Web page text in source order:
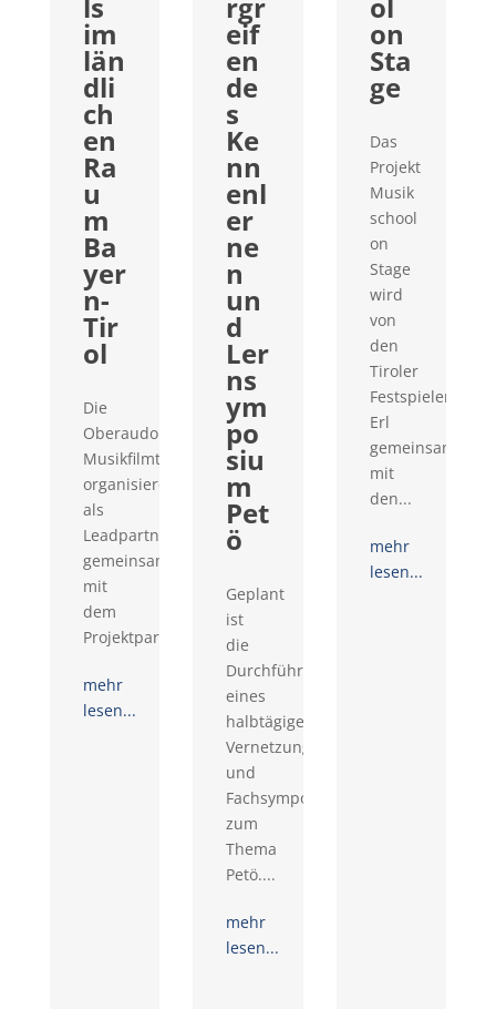
im
län
dli
ch
en
Ra
u
m
Ba
yer
n-
Tir
ol
Die
Oberaudorfer
Musikfilmtage
organisieren
als
Leadpartner
gemeinsam
mit
dem
Projektpartner...
mehr
lesen...
eif
en
de
s
Ke
nn
enl
er
ne
n
un
d
Ler
ns
ym
po
siu
m
Pet
ö
Geplant
ist
die
Durchführung
eines
halbtägigen
Vernetzungs-
und
Fachsymposiums
zum
Thema
Petö....
mehr
lesen...
on
Sta
ge
Das
Projekt
Musik
school
on
Stage
wird
von
den
Tiroler
Festspielen
Erl
gemeinsam
mit
den...
mehr
lesen...